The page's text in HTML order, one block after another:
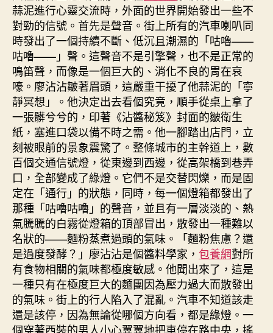
蒜泥進行心靈交流時，外面的世界開始發出一些不
對勁的信號。首先是聲音。街上所有的汽車喇叭同
時發出了一個持續不斷、低沉且潮濕的「咕嚕——
咕嚕——」聲。這聲音不是引擎聲，也不是正常的
鳴笛聲，而像是一個巨大的、消化不良的胃在哀
嚎。廖沾沾皺著眉頭，這嚴重干擾了他蒜泥的「寧
靜冥想」。他決定出去看個究竟，順手從桌上拿了
一張髒兮兮的，印著《沾醬秘笈》封面的皺衛生
紙，塞進口袋以備不時之需。他一腳踏出店門，立
刻被眼前的景象震驚了。整條城市的主幹道上，數
百個交通信號燈，從東邊到西邊，從高架橋到巷弄
口，全部變成了綠燈。它們不是交替閃爍，而是固
定在「通行」的狀態，同時，每一個燈箱都發出了
那種「咕嚕咕嚕」的聲音，並且有一層淡淡的、熱
氣騰騰的白霧從燈箱的頂部冒出，散發出一種難以
名狀的——麵粉蒸煮過頭的氣味。「麵粉焦慮？還
是過度發酵？」廖沾沾是個醬料學家， 包養網對所
有食物相關的氣味都極度敏感。他聞出來了，這是
一種只有在極度巨大的麵團因為壓力過大而散發出
的氣味。街上的行人陷入了混亂。汽車不知道該走
還是該停，因為無論從哪個方向看，都是綠燈。一
個穿著西裝的男人小心翼翼地把車停在路中央，搖